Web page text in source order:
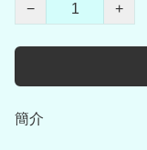
−
+
簡介